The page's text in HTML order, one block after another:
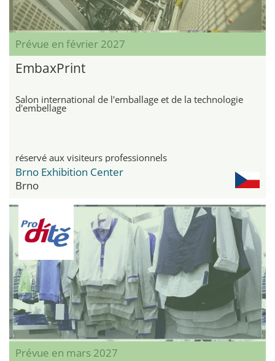
Prévue en février 2027
EmbaxPrint
Salon international de l'emballage et de la technologie
d'embellage
réservé aux visiteurs professionnels
Brno Exhibition Center
Brno
Prévue en mars 2027